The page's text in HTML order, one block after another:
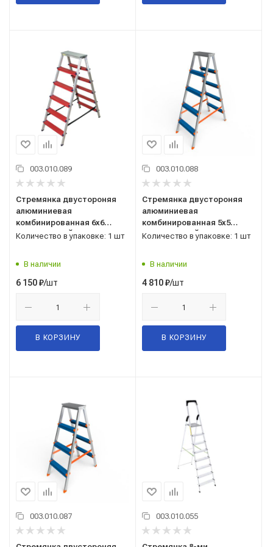
003.010.089
Стремянка двустороняя
алюминиевая
комбинированная 6х6
КОЛОР САРАЙЛЫ-М,
Количество в упаковке: 1 шт
В наличии
6 150₽/шт
В КОРЗИНУ
003.010.088
Стремянка двустороняя
алюминиевая
комбинированная 5х5
КОЛОР САРАЙЛЫ-М,
Количество в упаковке: 1 шт
В наличии
4 810₽/шт
В КОРЗИНУ
003.010.087 003.010.055